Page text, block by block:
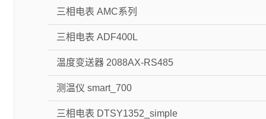
三相电表 AMC系列
三相电表 ADF400L
温度变送器 2088AX-RS485
测温仪 smart_700
三相电表 DTSY1352_simple